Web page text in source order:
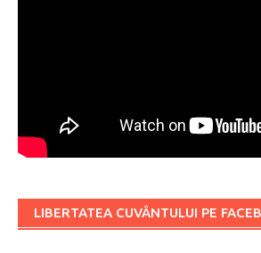
LIBERTATEA CUVÂNTULUI PE